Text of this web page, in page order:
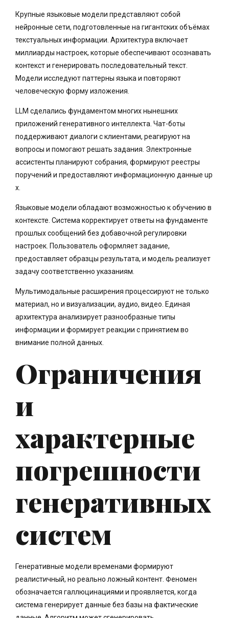
Крупные языковые модели представляют собой
нейронные сети, подготовленные на гигантских объёмах
текстуальных информации. Архитектура включает
миллиарды настроек, которые обеспечивают осознавать
контекст и генерировать последовательный текст.
Модели исследуют паттерны языка и повторяют
человеческую форму изложения.
LLM сделались фундаментом многих нынешних
приложений генеративного интеллекта. Чат-боты
поддерживают диалоги с клиентами, реагируют на
вопросы и помогают решать задания. Электронные
ассистенты планируют собрания, формируют реестры
поручений и предоставляют информационную данные up
x.
Языковые модели обладают возможностью к обучению в
контексте. Система корректирует ответы на фундаменте
прошлых сообщений без добавочной регулировки
настроек. Пользователь оформляет задание,
предоставляет образцы результата, и модель реализует
задачу соответственно указаниям.
Мультимодальные расширения процессируют не только
материал, но и визуализации, аудио, видео. Единая
архитектура анализирует разнообразные типы
информации и формирует реакции с принятием во
внимание полной данных.
Ограничения
и
характерные
погрешности
генеративных
систем
Генеративные модели временами формируют
реалистичный, но реально ложный контент. Феномен
обозначается галлюцинациями и проявляется, когда
система генерирует данные без базы на фактические